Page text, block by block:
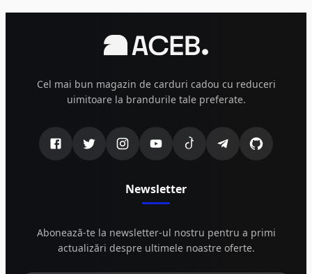
Cel mai bun magazin de carduri cadou cu reduceri
uimitoare la brandurile tale preferate.
Newsletter
Abonează-te la newsletter-ul nostru pentru a primi
actualizări despre ultimele noastre oferte.